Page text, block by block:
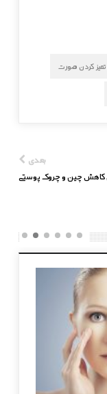
کردن صورت
بعدی
کاهش چین و چروک پوستی